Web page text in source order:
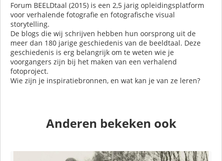
Forum BEELDtaal (2015) is een 2,5 jarig opleidingsplatform
voor verhalende fotografie en fotografische visual
storytelling.
De blogs die wij schrijven hebben hun oorsprong uit de
meer dan 180 jarige geschiedenis van de beeldtaal. Deze
geschiedenis is erg belangrijk om te weten wie je
voorgangers zijn bij het maken van een verhalend
fotoproject.
Wie zijn je inspiratiebronnen, en wat kan je van ze leren?
Anderen bekeken ook